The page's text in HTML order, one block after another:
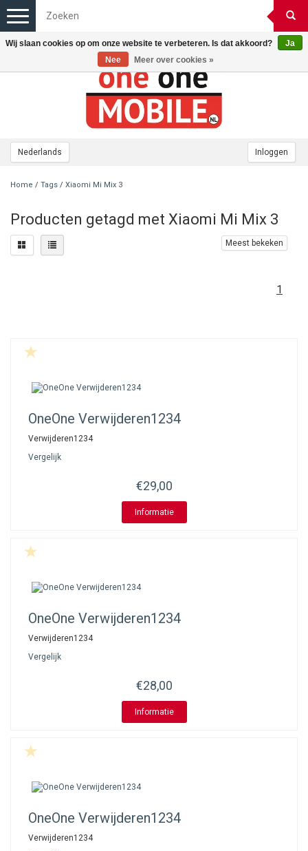
Nederlands Inloggen
Toggle
navigation
Home / Tags / Xiaomi Mi Mix 3
Producten getagd met Xiaomi Mi Mix 3
Meest bekeken
1
OneOne Verwijderen1234
Verwijderen1234
Vergelijk
€29,00
Informatie
OneOne Verwijderen1234
Verwijderen1234
Vergelijk
€28,00
Informatie
OneOne Verwijderen1234
Verwijderen1234
Wij slaan cookies op om onze website te verbeteren. Is dat akkoord?
Ja
Nee
Meer over cookies »